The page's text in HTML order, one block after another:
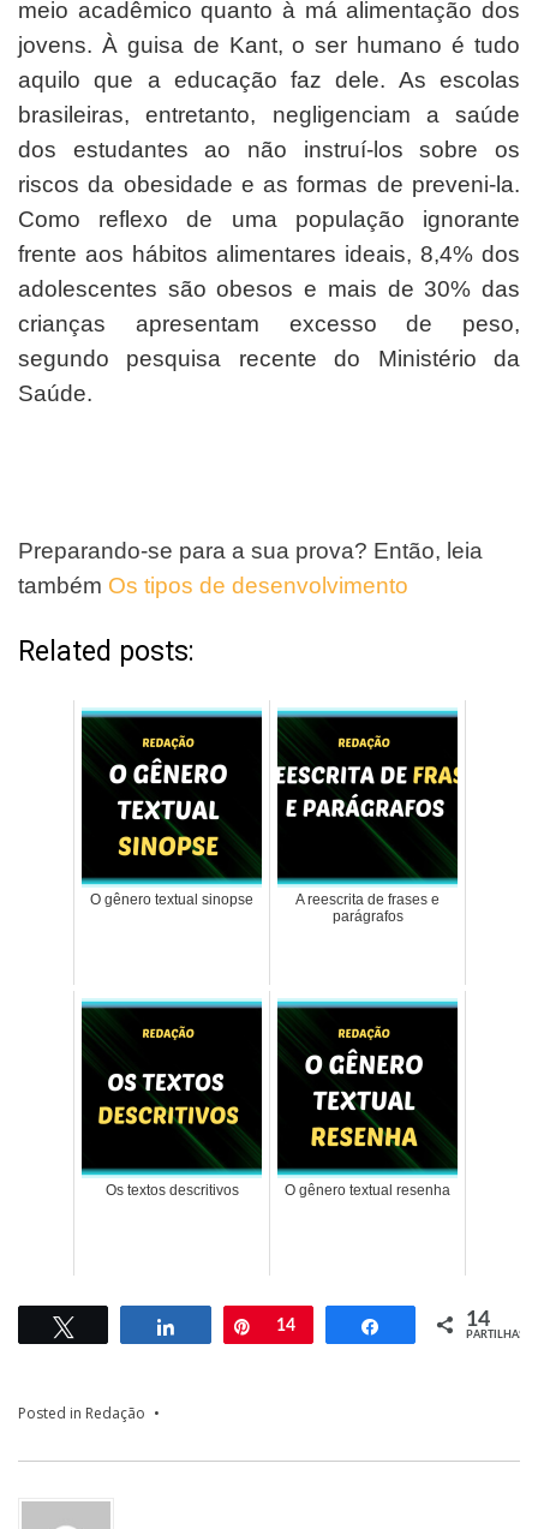
meio acadêmico quanto à má alimentação dos
jovens. À guisa de Kant, o ser humano é tudo
aquilo que a educação faz dele. As escolas
brasileiras, entretanto, negligenciam a saúde
dos estudantes ao não instruí-los sobre os
riscos da obesidade e as formas de preveni-la.
Como reflexo de uma população ignorante
frente aos hábitos alimentares ideais, 8,4% dos
adolescentes são obesos e mais de 30% das
crianças apresentam excesso de peso,
segundo pesquisa recente do Ministério da
Saúde.
Preparando-se para a sua prova? Então, leia
também Os tipos de desenvolvimento
Related posts:
O gênero textual sinopse
A reescrita de frases e
parágrafos
Os textos descritivos O gênero textual resenha
Partilhar Pin
14 Partilhar 14
PARTILHAS
Posted in Redação